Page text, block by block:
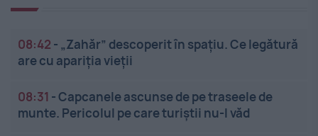
08:42 - „Zahăr” descoperit în spațiu. Ce legătură
are cu apariția vieții
08:31 -Capcanele ascunse de pe traseele de
munte. Pericolul pe care turiștii nu-l văd